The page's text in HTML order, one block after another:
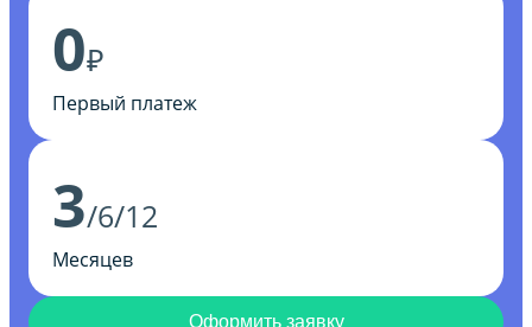
0₽
Первый платеж
3/6/12
Месяцев
Оформить заявку